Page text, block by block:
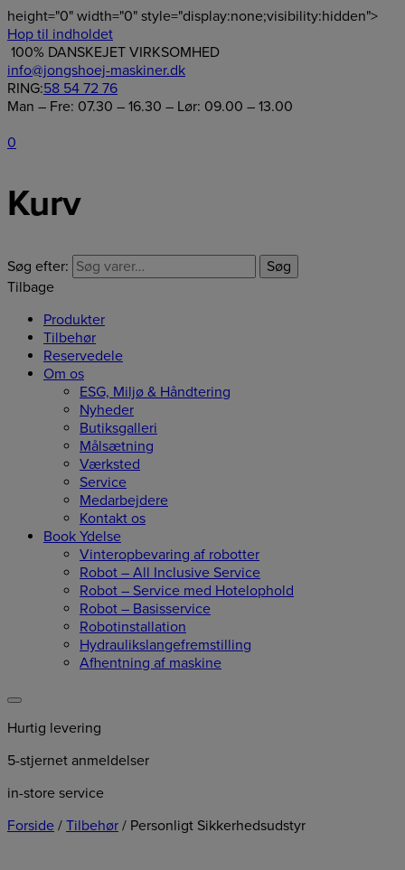
height="0" width="0" style="display:none;visibility:hidden">
Hop til indholdet
100% DANSKEJET VIRKSOMHED
info@jongshoej-maskiner.dk
RING:58 54 72 76
Man – Fre: 07.30 – 16.30 – Lør: 09.00 – 13.00
0
Kurv
Søg efter:
Søg
Tilbage
Produkter
Tilbehør
Reservedele
Om os
ESG, Miljø & Håndtering
Nyheder
Butiksgalleri
Målsætning
Værksted
Service
Medarbejdere
Kontakt os
Book Ydelse
Vinteropbevaring af robotter
Robot – All Inclusive Service
Robot – Service med Hotelophold
Robot – Basisservice
Robotinstallation
Hydraulikslangefremstilling
Afhentning af maskine
Hurtig levering
5-stjernet anmeldelser
in-store service
Forside / Tilbehør / Personligt Sikkerhedsudstyr